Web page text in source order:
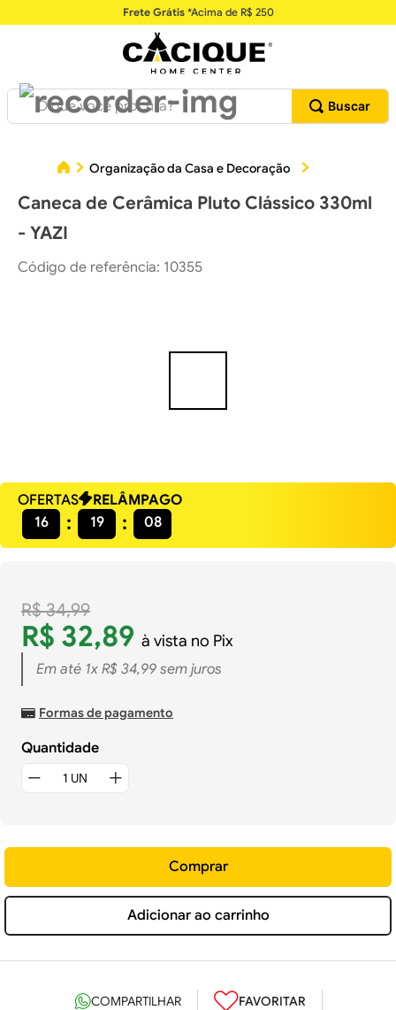
Frete Grátis*Acima de R$ 250
O que você procura?
Organização da Casa e Decoração
Caneca de Cerâmica Pluto Clássico 330ml
- YAZI
Código de referência: 10355
OFERTAS
RELÂMPAGO
16
19 07
R$ 34,99
R$ 32,89 à vista no Pix
Em até 1x R$ 34,99sem juros
Formas de pagamento
Quantidade
Adicionar ao carrinho
Comprar